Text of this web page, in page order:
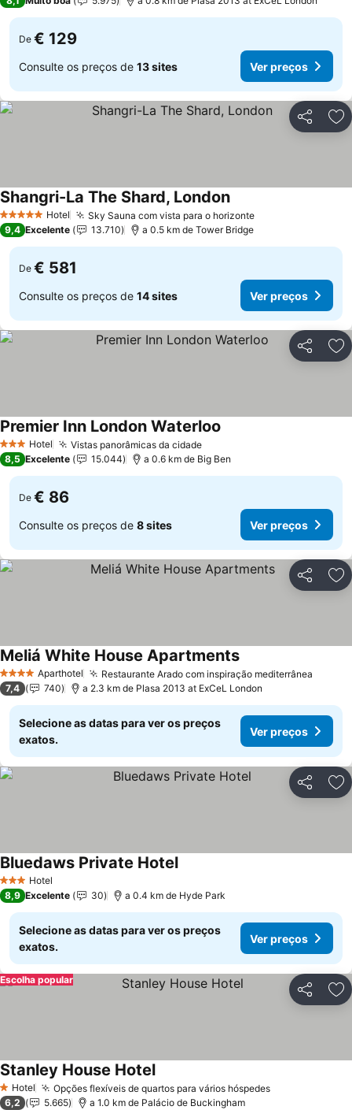
De € 129
Consulte os preços de 13 sites Ver preços
Partilhar
5 Estrelas Hotel Sky Sauna com vista para o horizonte
Shangri-La The Shard, London
9,4 Excelente 13.710 a 0.5 km de Tower Bridge
De € 581
Consulte os preços de 14 sites Ver preços
Partilhar
3 EstrelasHotel Vistas panorâmicas da cidade
Premier Inn London Waterloo
8,5 Excelente 15.044 a 0.6 km de Big Ben
De € 86
Consulte os preços de 8 sites Ver preços
Partilhar
4 EstrelasAparthotel Restaurante Arado com inspiração mediterrânea
Meliá White House Apartments
7,4 740 a 2.3 km de Plasa 2013 at ExCeL London
Selecione as datas para ver os preços
exatos.
Ver preços
Partilhar
3 EstrelasHotel
Bluedaws Private Hotel
8,9 Excelente 30 a 0.4 km de Hyde Park
Selecione as datas para ver os preços
exatos.
Ver preços
Partilhar
Escolha popular
1 Estrelas
Hotel Opções flexíveis de quartos para vários hóspedes
Stanley House Hotel
6,2 5.665 a 1.0 km de Palácio de Buckingham